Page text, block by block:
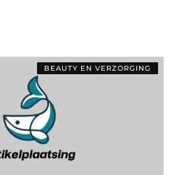
BEAUTY EN VERZORGING